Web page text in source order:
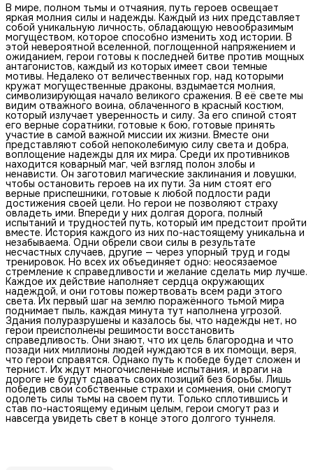
В мире, полном тьмы и отчаяния, путь героев освещает
яркая молния силы и надежды. Каждый из них представляет
собой уникальную личность, обладающую невообразимым
могуществом, которое способно изменить ход истории. В
этой невероятной вселенной, поглощенной напряжением и
ожиданием, герои готовы к последней битве против мощных
антагонистов, каждый из которых имеет свои темные
мотивы. Недалеко от величественных гор, над которыми
кружат могущественные драконы, вздымается молния,
символизирующая начало великого сражения. В её свете мы
видим отважного воина, облаченного в красный костюм,
который излучает уверенность и силу. За его спиной стоят
его верные соратники, готовые к бою, готовые принять
участие в самой важной миссии их жизни. Вместе они
представляют собой непоколебимую силу света и добра,
воплощение надежды для их мира. Среди их противников
находится коварный маг, чей взгляд полон злобы и
ненависти. Он заготовил магические заклинания и ловушки,
чтобы остановить героев на их пути. За ним стоят его
верные приспешники, готовые к любой подлости ради
достижения своей цели. Но герои не позволяют страху
овладеть ими. Впереди у них долгая дорога, полный
испытаний и трудностей путь, который им предстоит пройти
вместе. История каждого из них по-настоящему уникальна и
незабываема. Одни обрели свои силы в результате
несчастных случаев, другие — через упорный труд и годы
тренировок. Но всех их объединяет одно: неосязаемое
стремление к справедливости и желание сделать мир лучше.
Каждое их действие наполняет сердца окружающих
надеждой, и они готовы пожертвовать всем ради этого
света. Их первый шаг на землю поражённого тьмой мира
поднимает пыль, каждая минута тут наполнена угрозой.
Здания полуразрушены и казалось бы, что надежды нет, но
герои преисполнены решимости восстановить
справедливость. Они знают, что их цель благородна и что
позади них миллионы людей нуждаются в их помощи, веря,
что герои справятся. Однако путь к победе будет сложен и
тернист. Их ждут многочисленные испытания, и враги на
дороге не будут сдавать своих позиций без борьбы. Лишь
победив свои собственные страхи и сомнения, они смогут
одолеть силы тьмы на своем пути. Только сплотившись и
став по-настоящему единым целым, герои смогут раз и
навсегда увидеть свет в конце этого долгого туннеля.